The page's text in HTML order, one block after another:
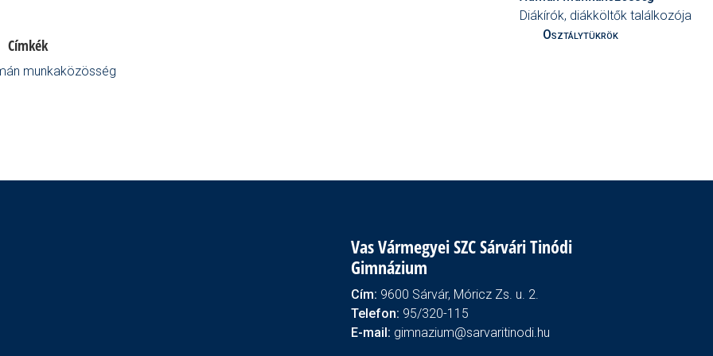
Címkék
munkaközösség
Diákírók, diákköltők találkozója
Osztálytükrök
Vas Vármegyei SZC Sárvári Tinódi
Gimnázium
Cím: 9600 Sárvár, Móricz Zs. u. 2.
Telefon: 95/320-115
E-mail: gimnazium@sarvaritinodi.hu